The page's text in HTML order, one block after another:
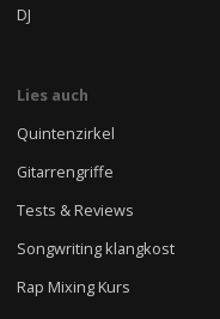
DJ
Lies auch
Quintenzirkel
Gitarrengriffe
Tests & Reviews
Songwriting klangkost
Rap Mixing Kurs